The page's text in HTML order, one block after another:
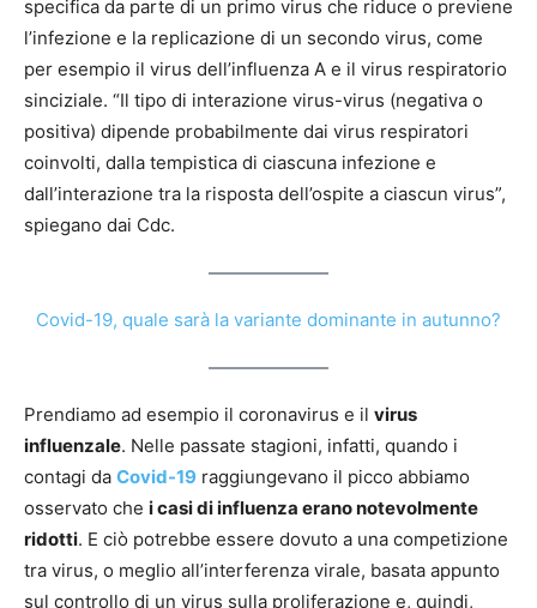
specifica da parte di un primo virus che riduce o previene
l’infezione e la replicazione di un secondo virus, come
per esempio il virus dell’influenza A e il virus respiratorio
sinciziale. “Il tipo di interazione virus-virus (negativa o
positiva) dipende probabilmente dai virus respiratori
coinvolti, dalla tempistica di ciascuna infezione e
dall’interazione tra la risposta dell’ospite a ciascun virus”,
spiegano dai Cdc.
Covid-19, quale sarà la variante dominante in autunno?
Prendiamo ad esempio il coronavirus e il virus
influenzale. Nelle passate stagioni, infatti, quando i
contagi da Covid-19 raggiungevano il picco abbiamo
osservato che i casi di influenza erano notevolmente
ridotti. E ciò potrebbe essere dovuto a una competizione
tra virus, o meglio all’interferenza virale, basata appunto
sul controllo di un virus sulla proliferazione e, quindi,